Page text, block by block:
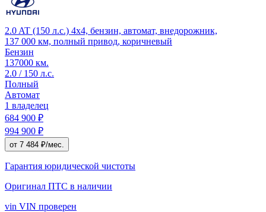
2.0 AT (150 л.с.) 4x4, бензин, автомат, внедорожник,
137 000 км, полный привод, коричневый
Бензин
137000 км.
2.0 / 150 л.с.
Полный
Автомат
1 владелец
684 900 ₽
994 900 ₽
от 7 484 ₽/мес.
Гарантия юридической чистоты
Оригинал ПТС в наличии
vin VIN проверен